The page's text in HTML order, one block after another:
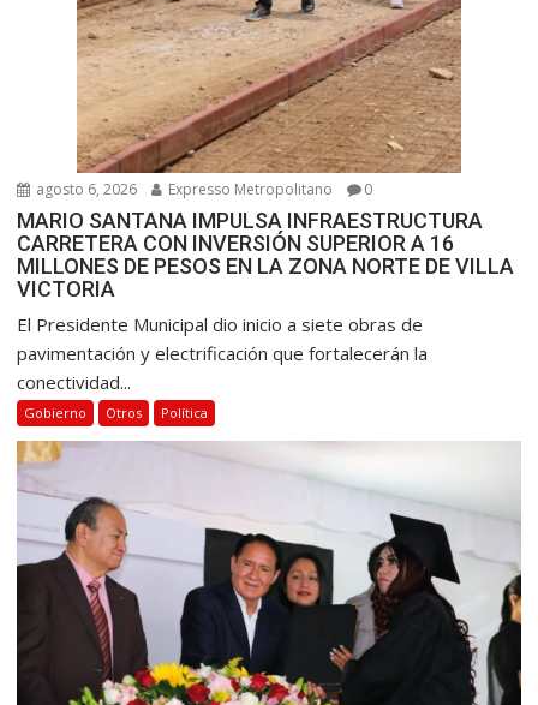
agosto 6, 2026 Expresso Metropolitano 0
MARIO SANTANA IMPULSA INFRAESTRUCTURA
CARRETERA CON INVERSIÓN SUPERIOR A 16
MILLONES DE PESOS EN LA ZONA NORTE DE VILLA
VICTORIA
El Presidente Municipal dio inicio a siete obras de
pavimentación y electrificación que fortalecerán la
conectividad...
Gobierno Otros Política